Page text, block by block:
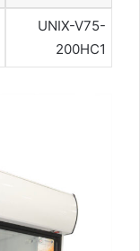
UNIX-V75-
200HC1